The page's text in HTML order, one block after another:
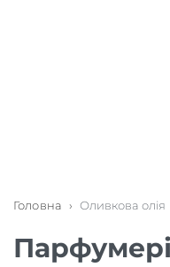
Головна › Оливкова олія